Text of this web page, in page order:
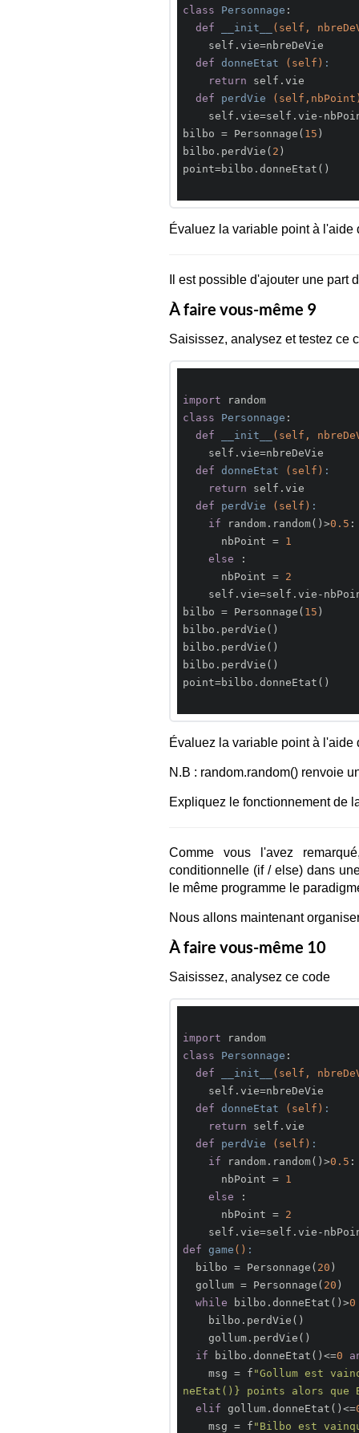
class Personnage :
def
__init__
(self,
def donneEtat (self) :
return self.vie
def
perdVie
bilbo = Personnage( 15 )
bilbo.perdVie( 2 )
point=bilbo.donneEtat()
Évaluez la variable point à l'aide
Il est possible d'ajouter une part
À faire vous-même 9
Saisissez, analysez et testez ce
import
random
class
Personnage :
def
__init__
(self,
def donneEtat (self) :
return self.vie
def
perdVie (self) :
if random.random()>0.5 :
      nbPoint =
1
else :
      nbPoint =
2
bilbo = Personnage( 15 )
bilbo.perdVie()
bilbo.perdVie()
bilbo.perdVie()
point=bilbo.donneEtat()
Évaluez la variable point à l'aide
N.B : random.random() renvoie
Expliquez le fonctionnement de
Comme vous l'avez
conditionnelle (if / else) dans
le même programme le
Nous allons maintenant
À faire vous-même 10
Saisissez, analysez ce code
import
random
class
Personnage :
def
__init__
(self,
def donneEtat (self) :
return self.vie
def
perdVie (self) :
if random.random()>0.5 :
      nbPoint =
1
else :
      nbPoint =
2
def game () :
  bilbo = Personnage(
20 )
  gollum = Personnage(
20 )
while bilbo.donneEtat()>0
if bilbo.donneEtat()<=0
    msg = f
"Gollum est
neEtat()} points alors que
elif gollum.donneEtat()<=
    msg = f
"Bilbo est